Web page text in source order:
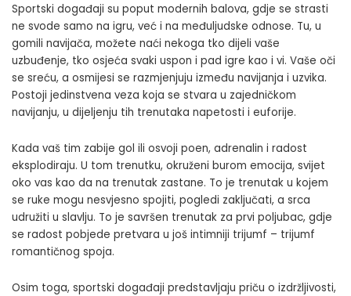
Sportski događaji su poput modernih balova, gdje se strasti
ne svode samo na igru, već i na međuljudske odnose. Tu, u
gomili navijača, možete naći nekoga tko dijeli vaše
uzbuđenje, tko osjeća svaki uspon i pad igre kao i vi. Vaše oči
se sreću, a osmijesi se razmjenjuju između navijanja i uzvika.
Postoji jedinstvena veza koja se stvara u zajedničkom
navijanju, u dijeljenju tih trenutaka napetosti i euforije.
Kada vaš tim zabije gol ili osvoji poen, adrenalin i radost
eksplodiraju. U tom trenutku, okruženi burom emocija, svijet
oko vas kao da na trenutak zastane. To je trenutak u kojem
se ruke mogu nesvjesno spojiti, pogledi zaključati, a srca
udružiti u slavlju. To je savršen trenutak za prvi poljubac, gdje
se radost pobjede pretvara u još intimniji trijumf – trijumf
romantičnog spoja.
Osim toga, sportski događaji predstavljaju priču o izdržljivosti,